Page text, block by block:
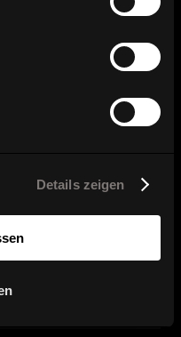
Details zeigen